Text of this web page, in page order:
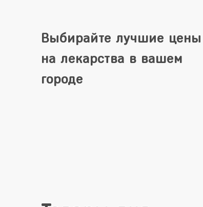
Выбирайте лучшие цены
на лекарства в вашем
городе